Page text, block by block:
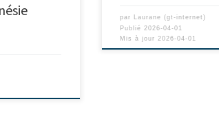
par Laurane (gt-internet)
Publié2026-04-01
Mis à jour 2026-04-01